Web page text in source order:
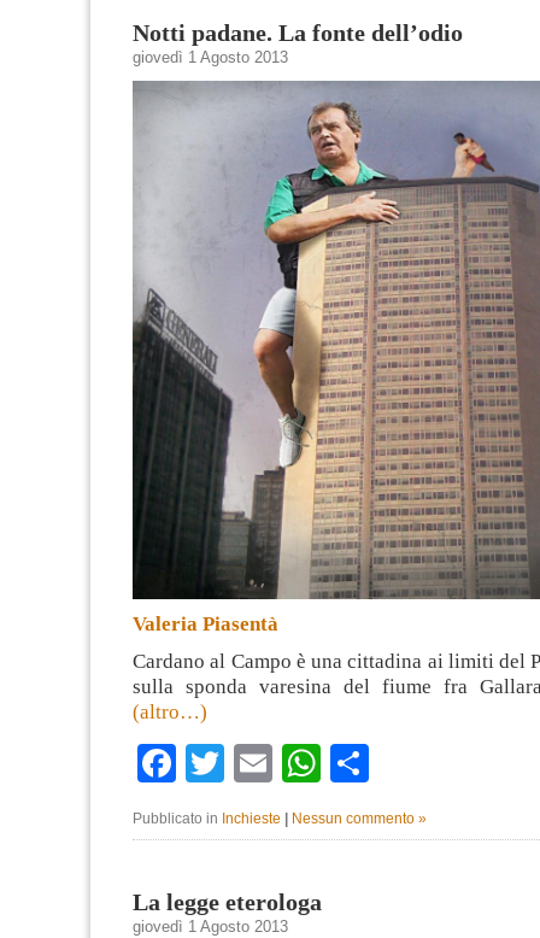
Notti padane. La fonte dell’odio
giovedì 1 Agosto 2013
Valeria Piasentà
Cardano al Campo è una cittadina ai limiti del
sulla sponda varesina del fiume fra
(altro…)
Facebook
TwitterEmailWhatsApp
Pubblicato in Inchieste Nessun commento »
La legge eterologa
giovedì 1 Agosto 2013